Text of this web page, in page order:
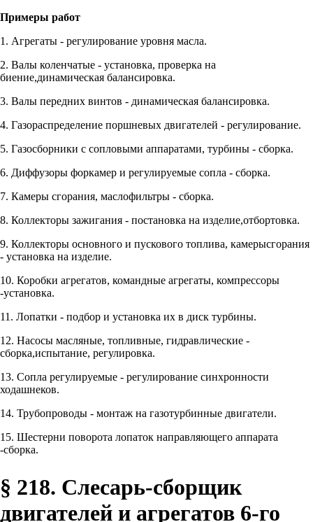
Примеры работ
1. Агрегаты - регулирование уровня масла.
2. Валы коленчатые - установка, проверка на
биение,динамическая балансировка.
3. Валы передних винтов - динамическая балансировка.
4. Газораспределение поршневых двигателей - регулирование.
5. Газосборники с сопловыми аппаратами, турбины - сборка.
6. Диффузоры форкамер и регулируемые сопла - сборка.
7. Камеры сгорания, маслофильтры - сборка.
8. Коллекторы зажигания - постановка на изделие,отбортовка.
9. Коллекторы основного и пускового топлива, камерысгорания
- установка на изделие.
10. Коробки агрегатов, командные агрегаты, компрессоры
-установка.
11. Лопатки - подбор и установка их в диск турбины.
12. Насосы масляные, топливные, гидравлические -
сборка,испытание, регулировка.
13. Сопла регулируемые - регулирование синхронности
ходашнеков.
14. Трубопроводы - монтаж на газотурбинные двигатели.
15. Шестерни поворота лопаток направляющего аппарата
-сборка.
§ 218. Слесарь-сборщик
двигателей и агрегатов 6-го